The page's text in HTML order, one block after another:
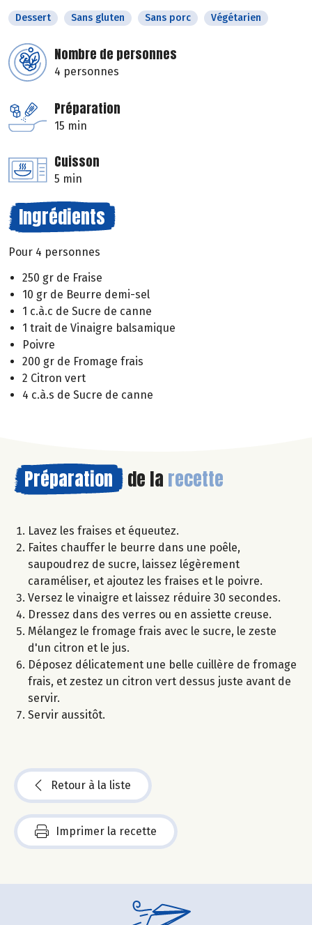
Dessert Sans gluten Sans porc Végétarien
Nombre de personnes
4 personnes
Préparation
15 min
Cuisson
5 min
Ingrédients
Pour 4 personnes
250 gr de Fraise
10 gr de Beurre demi-sel
1 c.à.c de Sucre de canne
1 trait de Vinaigre balsamique
Poivre
200 gr de Fromage frais
2 Citron vert
4 c.à.s de Sucre de canne
Préparation de la recette
Lavez les fraises et équeutez.
Faites chauffer le beurre dans une poêle,
saupoudrez de sucre, laissez légèrement
caraméliser, et ajoutez les fraises et le poivre.
Versez le vinaigre et laissez réduire 30 secondes.
Dressez dans des verres ou en assiette creuse.
Mélangez le fromage frais avec le sucre, le zeste
d'un citron et le jus.
Déposez délicatement une belle cuillère de fromage
frais, et zestez un citron vert dessus juste avant de
servir.
Servir aussitôt.
Retour à la liste
Imprimer la recette